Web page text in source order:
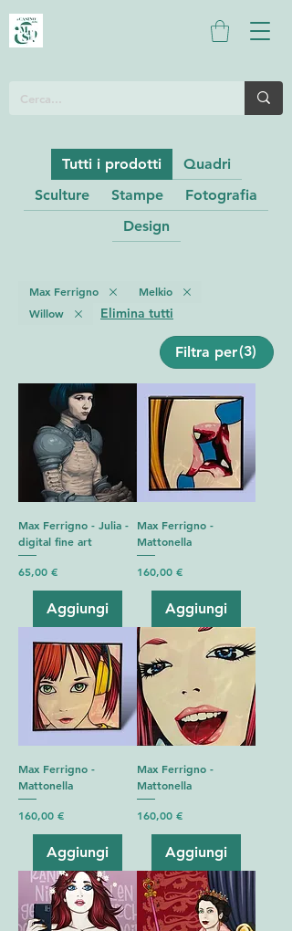
Tutti i prodotti
Quadri
Sculture
Stampe
Fotografia
Design
Max Ferrigno
Melkio
Willow
Elimina tutti
Filtra per(3)
Max Ferrigno - Julia -
digital fine art
Prezzo
65,00 €
Aggiungi
Max Ferrigno -
Mattonella
Prezzo
160,00 €
Aggiungi
Max Ferrigno -
Mattonella
Prezzo
160,00 €
Aggiungi
Max Ferrigno -
Mattonella
Prezzo
160,00 €
Aggiungi